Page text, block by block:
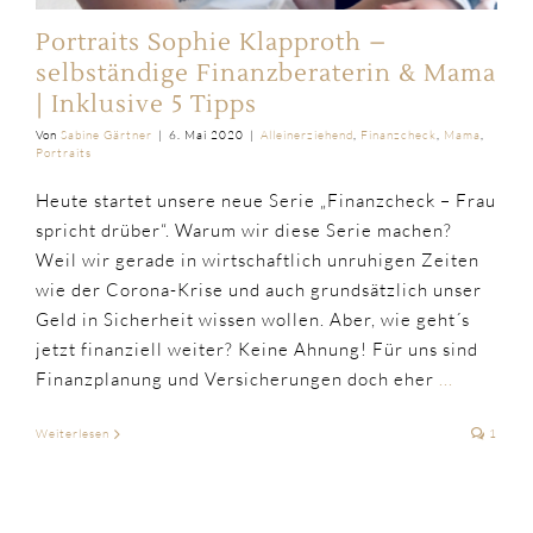
Portraits Sophie Klapproth –
selbständige Finanzberaterin & Mama
| Inklusive 5 Tipps
Von Sabine Gärtner | 6. Mai 2020 | Alleinerziehend, Finanzcheck, Mama,
Portraits
Heute startet unsere neue Serie „Finanzcheck – Frau
spricht drüber“. Warum wir diese Serie machen?
Weil wir gerade in wirtschaftlich unruhigen Zeiten
wie der Corona-Krise und auch grundsätzlich unser
Geld in Sicherheit wissen wollen. Aber, wie geht´s
jetzt finanziell weiter? Keine Ahnung! Für uns sind
Finanzplanung und Versicherungen doch eher ...
Weiterlesen 1